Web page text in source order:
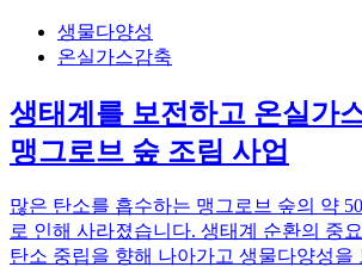
생물다양성
온실가스감축
생태계를 보전하고 온실가
맹그로브 숲 조림 사업
많은 탄소를 흡수하는 맹그로브 숲의 약
로 인해 사라졌습니다. 생태계 순환의 중
탄소 중립을 향해 나아가고 생물다양성을